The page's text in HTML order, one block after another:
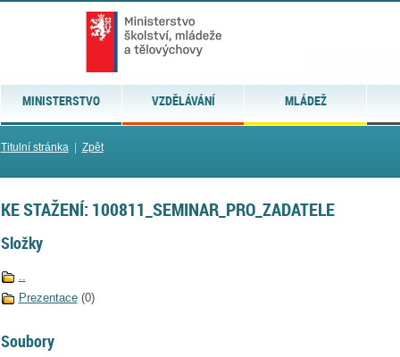
MINISTERSTVO VZDĚLÁVÁNÍ MLÁDEŽ
Titulní stránka| Zpět
KE STAŽENÍ: 100811_SEMINAR_PRO_ZADATELE
Složky
..
Prezentace (0)
Soubory